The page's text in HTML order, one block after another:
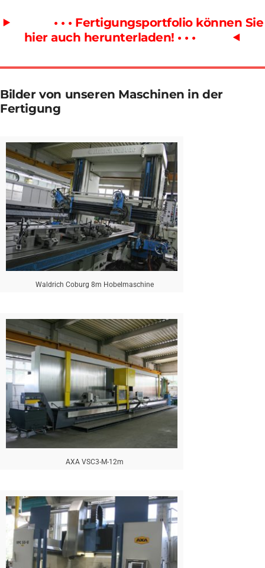
⯈
• • • Fertigungsportfolio können Sie
hier auch herunterladen! • • •
⯇
Bilder von unseren Maschinen in der
Fertigung
Waldrich Coburg 8m Hobelmaschine
AXA VSC3-M-12m